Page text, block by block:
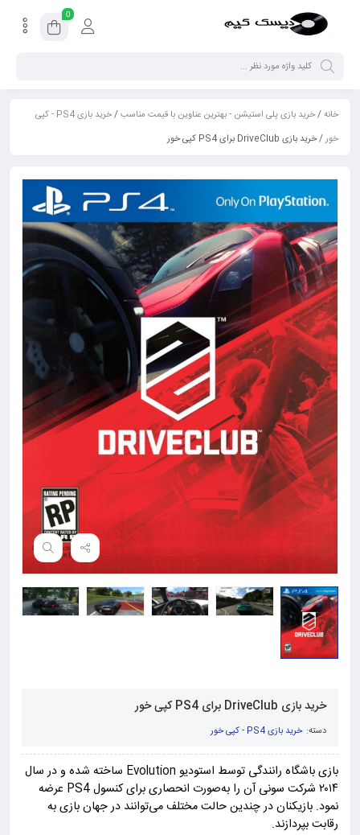
0
خانه/خرید بازی پلی استیشن - بهترین عناوین با قیمت مناسب/
خرید بازی PS4 - کپی
خور/ خرید بازی DriveClub برای PS4 کپی خور
خرید بازی DriveClub برای PS4 کپی خور
دسته: خرید بازی PS4 - کپی خور
بازی باشگاه رانندگی توسط استودیو Evolution ساخته شده و در سال
۲۰۱۴ شرکت سونی آن را به‌صورت انحصاری برای کنسول PS4 عرضه
نمود. بازیکنان در چندین حالت مختلف می‌توانند در جهان بازی به
رقابت بپردازند.